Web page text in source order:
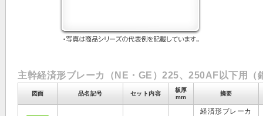
主幹経済形ブレーカ（NE・GE）225、250AF以下用（
図面 品名記号 セット内容
板厚
mm
摘要
経済形ブレーカ